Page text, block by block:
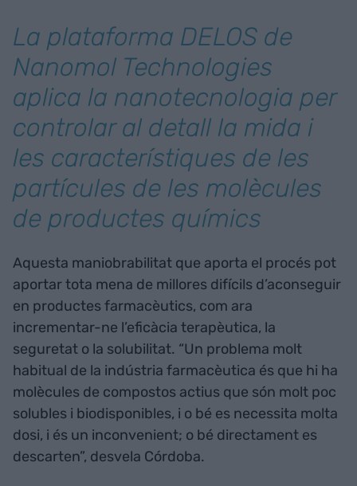
La plataforma DELOS de
Nanomol Technologies
aplica la nanotecnologia per
controlar al detall la mida i
les característiques de les
partícules de les molècules
de productes químics
Aquesta maniobrabilitat que aporta el procés pot
aportar tota mena de millores difícils d’aconseguir
en productes farmacèutics, com ara
incrementar-ne l’eficàcia terapèutica, la
seguretat o la solubilitat. “Un problema molt
habitual de la indústria farmacèutica és que hi ha
molècules de compostos actius que són molt poc
solubles i biodisponibles, i o bé es necessita molta
dosi, i és un inconvenient; o bé directament es
descarten”, desvela Córdoba.